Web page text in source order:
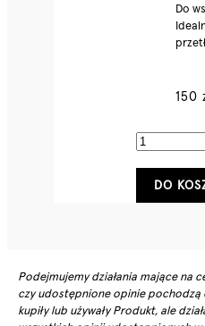
Do
150
DO
Podejmujemy działania mające na
czy udostępnione opinie
kupiły lub używały Produkt, ale